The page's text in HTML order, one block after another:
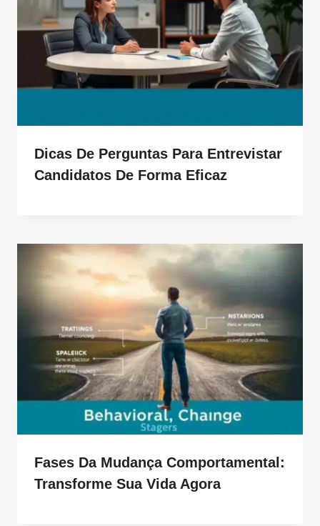
Dicas De Perguntas Para Entrevistar
Candidatos De Forma Eficaz
Fases Da Mudança Comportamental:
Transforme Sua Vida Agora